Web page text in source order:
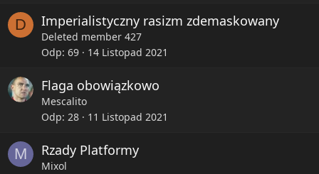
D Imperialistyczny rasizm zdemaskowany
Deleted member 427
Odp 69 14 Listopad 2021
Flaga obowiązkowo
Mescalito
Odp 28 11 Listopad 2021
M Rzady Platformy
Mixol